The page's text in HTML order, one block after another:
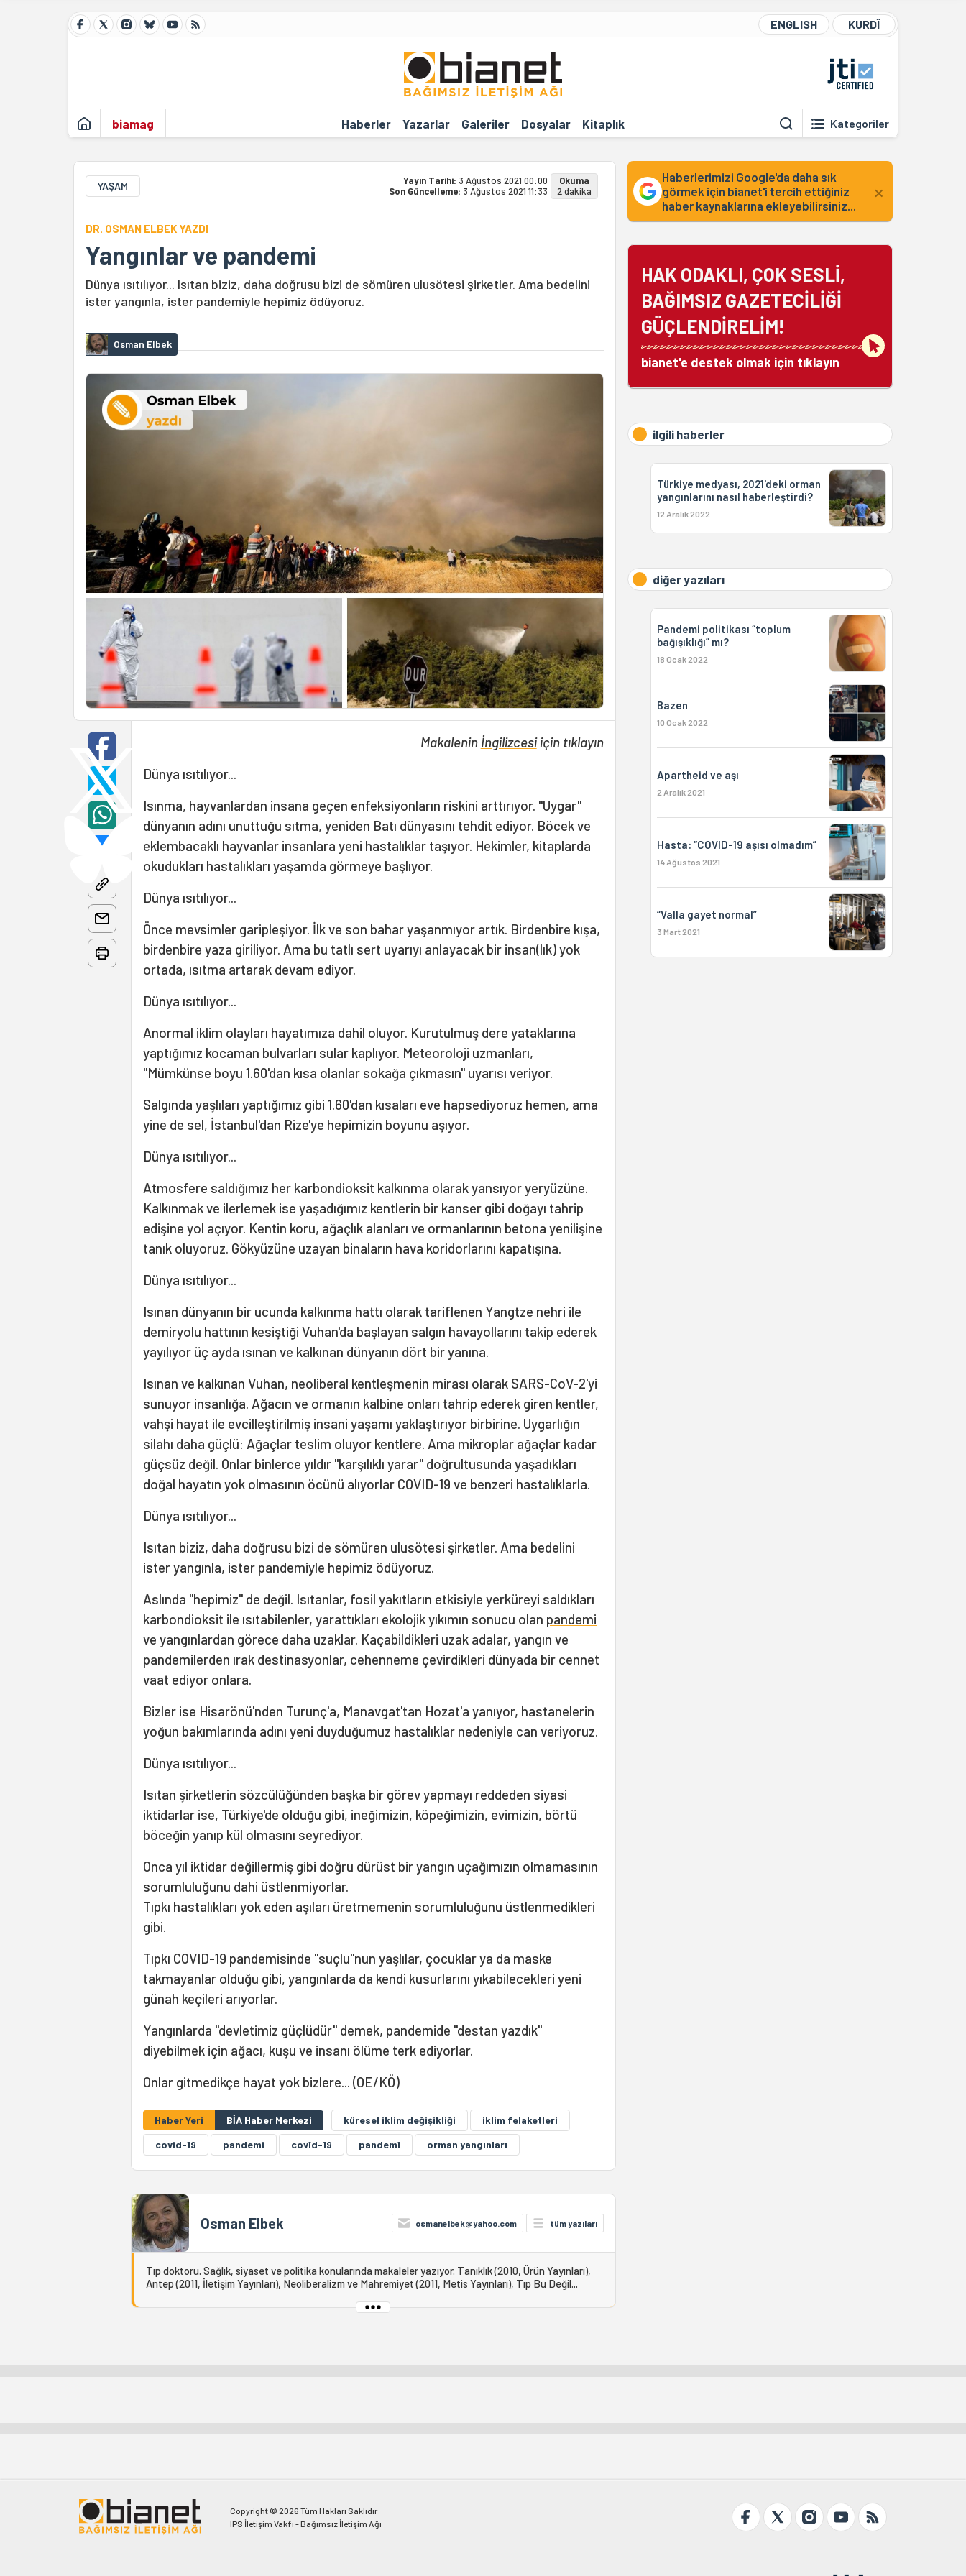
ENGLISH KURDÎ
biamag Haberler Yazarlar Galeriler Dosyalar Kitaplık Kategoriler
YAŞAM Yayın Tarihi: 3 Ağustos 2021 00:00
Son Güncelleme: 3 Ağustos 2021 11:33
Okuma
2 dakika
DR. OSMAN ELBEK YAZDI
Yangınlar ve pandemi
Dünya ısıtılıyor... Isıtan biziz, daha doğrusu bizi de sömüren ulusötesi şirketler. Ama bedelini
ister yangınla, ister pandemiyle hepimiz ödüyoruz.
Osman Elbek
Makalenin İngilizcesiiçin tıklayın
Dünya ısıtılıyor...
Isınma, hayvanlardan insana geçen enfeksiyonların riskini arttırıyor. "Uygar"
dünyanın adını unuttuğu sıtma, yeniden Batı dünyasını tehdit ediyor. Böcek ve
eklembacaklı hayvanlar insanlara yeni hastalıklar taşıyor. Hekimler, kitaplarda
okudukları hastalıkları yaşamda görmeye başlıyor.
Dünya ısıtılıyor...
Önce mevsimler garipleşiyor. İlk ve son bahar yaşanmıyor artık. Birdenbire kışa,
birdenbire yaza giriliyor. Ama bu tatlı sert uyarıyı anlayacak bir insan(lık) yok
ortada, ısıtma artarak devam ediyor.
Dünya ısıtılıyor...
Anormal iklim olayları hayatımıza dahil oluyor. Kurutulmuş dere yataklarına
yaptığımız kocaman bulvarları sular kaplıyor. Meteoroloji uzmanları,
"Mümkünse boyu 1.60'dan kısa olanlar sokağa çıkmasın" uyarısı veriyor.
Salgında yaşlıları yaptığımız gibi 1.60'dan kısaları eve hapsediyoruz hemen, ama
yine de sel, İstanbul'dan Rize'ye hepimizin boyunu aşıyor.
Dünya ısıtılıyor...
Atmosfere saldığımız her karbondioksit kalkınma olarak yansıyor yeryüzüne.
Kalkınmak ve ilerlemek ise yaşadığımız kentlerin bir kanser gibi doğayı tahrip
edişine yol açıyor. Kentin koru, ağaçlık alanları ve ormanlarının betona yenilişine
tanık oluyoruz. Gökyüzüne uzayan binaların hava koridorlarını kapatışına.
Dünya ısıtılıyor...
Isınan dünyanın bir ucunda kalkınma hattı olarak tariflenen Yangtze nehri ile
demiryolu hattının kesiştiği Vuhan'da başlayan salgın havayollarını takip ederek
yayılıyor üç ayda ısınan ve kalkınan dünyanın dört bir yanına.
Isınan ve kalkınan Vuhan, neoliberal kentleşmenin mirası olarak SARS-CoV-2'yi
sunuyor insanlığa. Ağacın ve ormanın kalbine onları tahrip ederek giren kentler,
vahşi hayat ile evcilleştirilmiş insani yaşamı yaklaştırıyor birbirine. Uygarlığın
silahı daha güçlü: Ağaçlar teslim oluyor kentlere. Ama mikroplar ağaçlar kadar
güçsüz değil. Onlar binlerce yıldır "karşılıklı yarar" doğrultusunda yaşadıkları
doğal hayatın yok olmasının öcünü alıyorlar COVID-19 ve benzeri hastalıklarla.
Dünya ısıtılıyor...
Isıtan biziz, daha doğrusu bizi de sömüren ulusötesi şirketler. Ama bedelini
ister yangınla, ister pandemiyle hepimiz ödüyoruz.
Aslında "hepimiz" de değil. Isıtanlar, fosil yakıtların etkisiyle yerküreyi saldıkları
karbondioksit ile ısıtabilenler, yarattıkları ekolojik yıkımın sonucu olan pandemi
ve yangınlardan görece daha uzaklar. Kaçabildikleri uzak adalar, yangın ve
pandemilerden ırak destinasyonlar, cehenneme çevirdikleri dünyada bir cennet
vaat ediyor onlara.
Bizler ise Hisarönü'nden Turunç'a, Manavgat'tan Hozat'a yanıyor, hastanelerin
yoğun bakımlarında adını yeni duyduğumuz hastalıklar nedeniyle can veriyoruz.
Dünya ısıtılıyor...
Isıtan şirketlerin sözcülüğünden başka bir görev yapmayı reddeden siyasi
iktidarlar ise, Türkiye'de olduğu gibi, ineğimizin, köpeğimizin, evimizin, börtü
böceğin yanıp kül olmasını seyrediyor.
Onca yıl iktidar değillermiş gibi doğru dürüst bir yangın uçağımızın olmamasının
sorumluluğunu dahi üstlenmiyorlar.
Tıpkı hastalıkları yok eden aşıları üretmemenin sorumluluğunu üstlenmedikleri
gibi.
Tıpkı COVID-19 pandemisinde "suçlu"nun yaşlılar, çocuklar ya da maske
takmayanlar olduğu gibi, yangınlarda da kendi kusurlarını yıkabilecekleri yeni
günah keçileri arıyorlar.
Yangınlarda "devletimiz güçlüdür" demek, pandemide "destan yazdık"
diyebilmek için ağacı, kuşu ve insanı ölüme terk ediyorlar.
Onlar gitmedikçe hayat yok bizlere... (OE/KÖ)
Haber Yeri BİA Haber Merkezi küresel iklim değişikliği
iklim felaketleri
covid-19
pandemi covîd-19 pandemî orman yangınları
Osman Elbek osmanelbek@yahoo.com tüm yazıları
Tıp doktoru. Sağlık, siyaset ve politika konularında makaleler yazıyor. Tanıklık (2010, Ürün Yayınları),
Antep (2011, İletişim Yayınları), Neoliberalizm ve Mahremiyet (2011, Metis Yayınları), Tıp Bu Değil...
Haberlerimizi Google'da daha sık
görmek için bianet'i tercih ettiğiniz
haber kaynaklarına ekleyebilirsiniz...
×
HAK ODAKLI, ÇOK SESLİ,
BAĞIMSIZ GAZETECİLİĞİ
GÜÇLENDİRELİM!
bianet'e destek olmak için tıklayın
ilgili haberler
Türkiye medyası, 2021'deki orman
yangınlarını nasıl haberleştirdi?
12 Aralık 2022
diğer yazıları
Pandemi politikası “toplum
bağışıklığı” mı?
18 Ocak 2022
Bazen
10 Ocak 2022
Apartheid ve aşı
2 Aralık 2021
Hasta: “COVID-19 aşısı olmadım”
14 Ağustos 2021
“Valla gayet normal”
3 Mart 2021
Copyright © 2026 Tüm Hakları Saklıdır
IPS İletişim Vakfı - Bağımsız İletişim Ağı